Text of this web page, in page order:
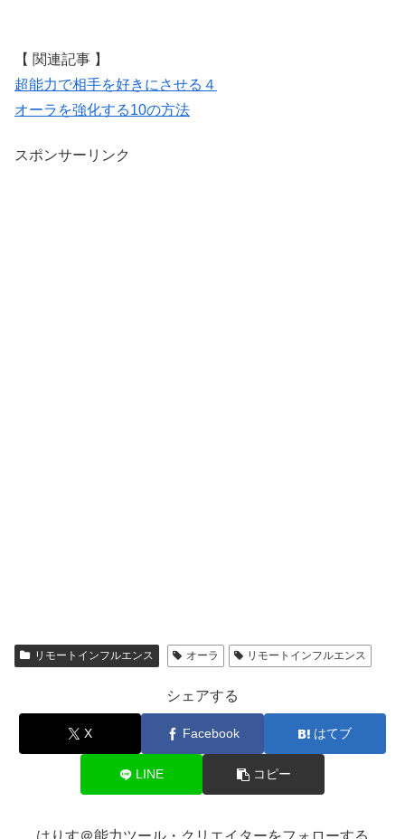
【 関連記事 】
超能力で相手を好きにさせる４
オーラを強化する10の方法
スポンサーリンク
リモートインフルエンス オーラ リモートインフルエンス
シェアする
X Facebook はてブ
LINE コピー